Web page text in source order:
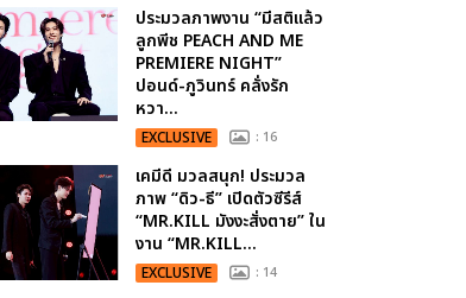
ประมวลภาพงาน “มีสติแล้ว
ลูกพีช PEACH AND ME
PREMIERE NIGHT”
ปอนด์-ภูวินทร์ คลั่งรัก
หวา...
EXCLUSIVE : 16
เคมีดี มวลสนุก! ประมวล
ภาพ “ดิว-ธี” เปิดตัวซีรีส์
“MR.KILL มังงะสั่งตาย” ใน
งาน “MR.KILL...
EXCLUSIVE : 14